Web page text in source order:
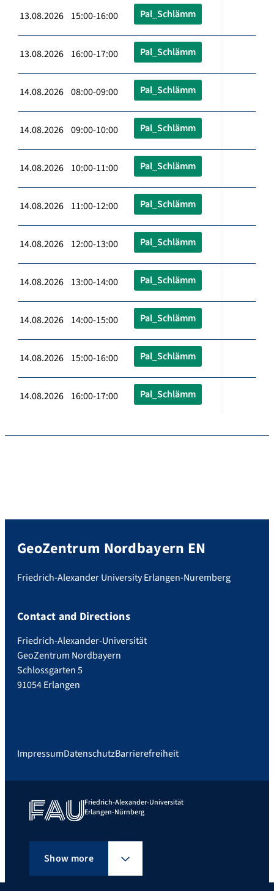
13.08.2026 15:00-16:00 Pal_Schlämm
13.08.2026 16:00-17:00 Pal_Schlämm
14.08.2026 08:00-09:00 Pal_Schlämm
14.08.2026 09:00-10:00 Pal_Schlämm
14.08.2026 10:00-11:00 Pal_Schlämm
14.08.2026 11:00-12:00 Pal_Schlämm
14.08.2026 12:00-13:00 Pal_Schlämm
14.08.2026 13:00-14:00 Pal_Schlämm
14.08.2026 14:00-15:00 Pal_Schlämm
14.08.2026 15:00-16:00 Pal_Schlämm
14.08.2026 16:00-17:00 Pal_Schlämm
GeoZentrum Nordbayern EN
Friedrich-Alexander University Erlangen-Nuremberg
Contact and Directions
Friedrich-Alexander-Universität
GeoZentrum Nordbayern
Schlossgarten 5
91054 Erlangen
ImpressumDatenschutzBarrierefreiheit
Friedrich-Alexander-Universität
Erlangen-Nürnberg
Show more